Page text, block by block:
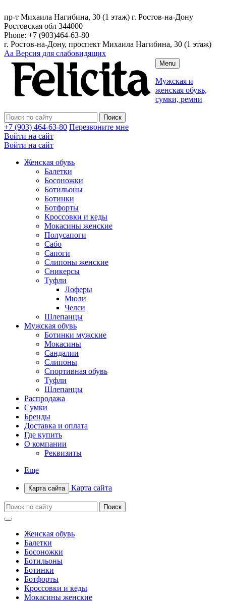
пр-т Михаила Нагибина, 30 (1 этаж) г. Ростов-на-Дону
Ростовская обл 344000
Phone: +7 (903)464-63-80
г. Ростов-на-Дону, проспект Михаила Нагибина, 30 (1 этаж)
Аа Версия для слабовидящих
Menu
Мужская и
женская обувь,
сумки, ремни
+7 (903) 464-63-80 Перезвоните мне
Войти на сайт
Войти на сайт
Женская обувь
Балетки
Босоножки
Ботильоны
Ботинки
Ботфорты
Кроссовки и кеды
Мокасины женские
Полусапоги
Сабо
Сапоги
Слипоны женские
Сникерсы
Туфли
Лоферы
Мюли
Челси
Шлепанцы
Мужская обувь
Ботинки мужские
Мокасины
Сандалии
Слипоны
Спортивная обувь
Туфли
Шлепанцы
Распродажа
Сумки
Бренды
Доставка и оплата
Где купить
О компании
Реквизиты
Еще
Карта сайта Карта сайта
Женская обувь
Балетки
Босоножки
Ботильоны
Ботинки
Ботфорты
Кроссовки и кеды
Мокасины женские